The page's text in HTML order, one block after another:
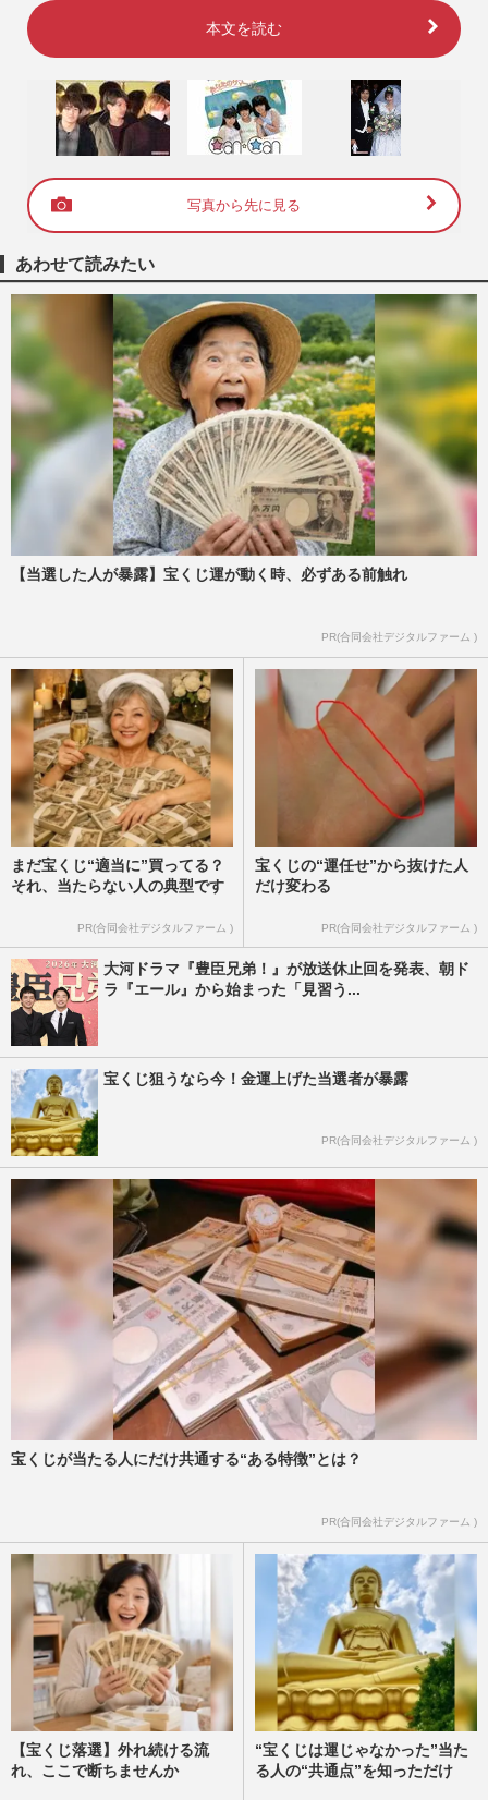
本文を読む
写真から先に見る
あわせて読みたい
【当選した人が暴露】宝くじ運が動く時、必ずある前触れ
PR(合同会社デジタルファーム )
まだ宝くじ“適当に”買ってる？
それ、当たらない人の典型です
PR(合同会社デジタルファーム )
宝くじの“運任せ”から抜けた人
だけ変わる
PR(合同会社デジタルファーム )
大河ドラマ『豊臣兄弟！』が放送休止回を発表、朝ド
ラ『エール』から始まった「見習う...
宝くじ狙うなら今！金運上げた当選者が暴露
PR(合同会社デジタルファーム )
宝くじが当たる人にだけ共通する“ある特徴”とは？
PR(合同会社デジタルファーム )
【宝くじ落選】外れ続ける流
れ、ここで断ちませんか
“宝くじは運じゃなかった”当た
る人の“共通点”を知っただけ